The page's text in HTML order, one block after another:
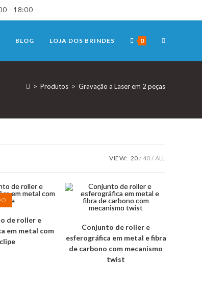
- 18:00
BLOG LOJA DOS BRINDES 0 TOGGLE
> Produtos > Gravação a Laser em 2 peças
VIEW: 20 40 ALL
de roller e
em metal com
clipe
Conjunto de roller e
esferográfica em metal e fibra
de carbono com mecanismo
twist